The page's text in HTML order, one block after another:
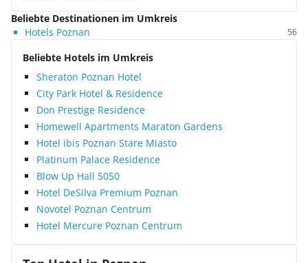
Beliebte Destinationen im Umkreis
Hotels Poznan
56
Beliebte Hotels im Umkreis
Sheraton Poznan Hotel
City Park Hotel & Residence
Don Prestige Residence
Homewell Apartments Maraton Gardens
Hotel ibis Poznan Stare Miasto
Platinum Palace Residence
Blow Up Hall 5050
Hotel DeSilva Premium Poznan
Novotel Poznan Centrum
Hotel Mercure Poznan Centrum